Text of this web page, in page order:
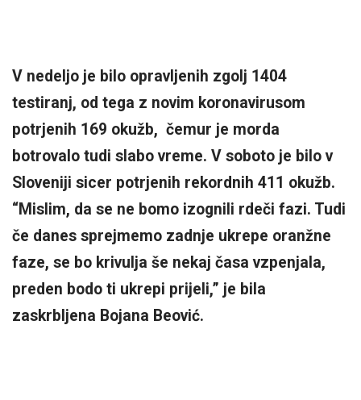
V nedeljo je bilo opravljenih zgolj 1404
testiranj, od tega z novim koronavirusom
potrjenih 169 okužb, čemur je morda
botrovalo tudi slabo vreme. V soboto je bilo v
Sloveniji sicer potrjenih rekordnih 411 okužb.
“Mislim, da se ne bomo izognili rdeči fazi. Tudi
če danes sprejmemo zadnje ukrepe oranžne
faze, se bo krivulja še nekaj časa vzpenjala,
preden bodo ti ukrepi prijeli,” je bila
zaskrbljena Bojana Beović.